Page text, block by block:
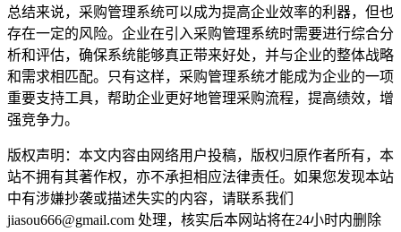
总结来说，采购管理系统可以成为提高企业效率的利器，但也
存在一定的风险。企业在引入采购管理系统时需要进行综合分
析和评估，确保系统能够真正带来好处，并与企业的整体战略
和需求相匹配。只有这样，采购管理系统才能成为企业的一项
重要支持工具，帮助企业更好地管理采购流程，提高绩效，增
强竞争力。
版权声明：本文内容由网络用户投稿，版权归原作者所有，本
站不拥有其著作权，亦不承担相应法律责任。如果您发现本站
中有涉嫌抄袭或描述失实的内容，请联系我们
jiasou666@gmail.com 处理，核实后本网站将在24小时内删除